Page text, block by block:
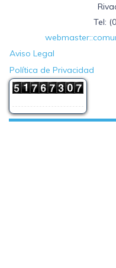
Tel:
Aviso Legal
Política de Privacidad